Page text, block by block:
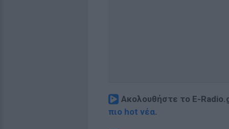
Ακολουθήστε το E-
πιο hot νέα.